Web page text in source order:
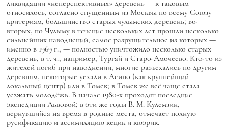
ликвидации «неперспективных» деревень — к таковым
относилось, согласно спущенным из Москвы по всему Союзу
критериям, большинство старых чулымских деревень; во-
вторых, по Чулыму в течение нескольких лет прошли несколько
сильнейших наводнений, самое разрушительное из которых —
именно в 1969 г., — полностью уничтожило несколько старых
деревень, в т. ч., например, Тургай и Старо-Амочеево. Кто-то из
жителей погиб при наводнении, многие разъехались по другим
деревням, некоторые уехали в Асино (как крупнейший
локальный центр) или в Томск; в Томск же всё чаще стала
уезжать молодёжь. В начале 1980-х проходят последние
экспедиции Львовой; в эти же годы В. М. Кулемзин,
вернувшийся на время в родные места, отмечает полную
русификацию и ассимиляцию кецик и кюэрик.